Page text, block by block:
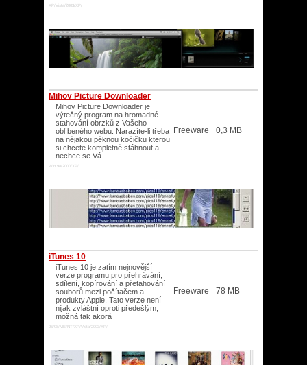
XP/Vista/2003/XP/
Mihov Picture Downloader
Mihov Picture Downloader je
výtečný program na hromadné
stahování obrzků z Vašeho
oblíbeného webu. Narazíte-li třeba
na nějakou pěknou kočičku kterou
si chcete kompletně stáhnout a
nechce se Vá
Win 98/2000/XP/
Freeware 0,3 MB
iTunes 10
iTunes 10 je zatím nejnovější
verze programu pro přehrávání,
sdílení, kopírování a přetahování
souborů mezi počítačem a
produkty Apple. Tato verze není
nijak zvláštní oproti předešlým,
možná tak akorá
95/98/ME/NT/XP/Vista/2003/XP/
Freeware 78 MB